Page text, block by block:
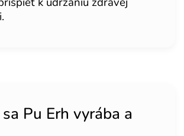
Pu Erh vyrába a